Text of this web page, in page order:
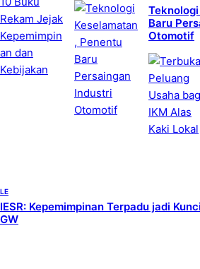
Baru
Otomotif
LE
IESR: Kepemimpinan Terpadu jadi
GW